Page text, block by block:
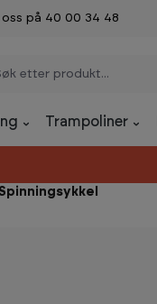
oss på 40 00 34 48
Trampoliner